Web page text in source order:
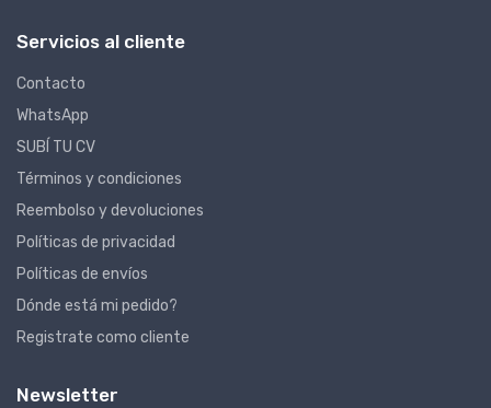
Servicios al cliente
Contacto
WhatsApp
SUBÍ TU CV
Términos y condiciones
Reembolso y devoluciones
Políticas de privacidad
Políticas de envíos
Dónde está mi pedido?
Registrate como cliente
Newsletter